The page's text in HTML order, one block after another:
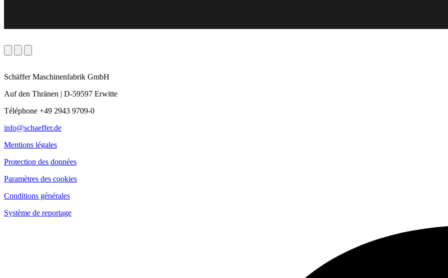
Schäffer Maschinenfabrik GmbH
Auf den Thränen | D-59597 Erwitte
Téléphone +49 2943 9709-0
info@schaeffer.de
Mentions légales
Protection des données
Paramètres des cookies
Conditions générales
Système de reportage